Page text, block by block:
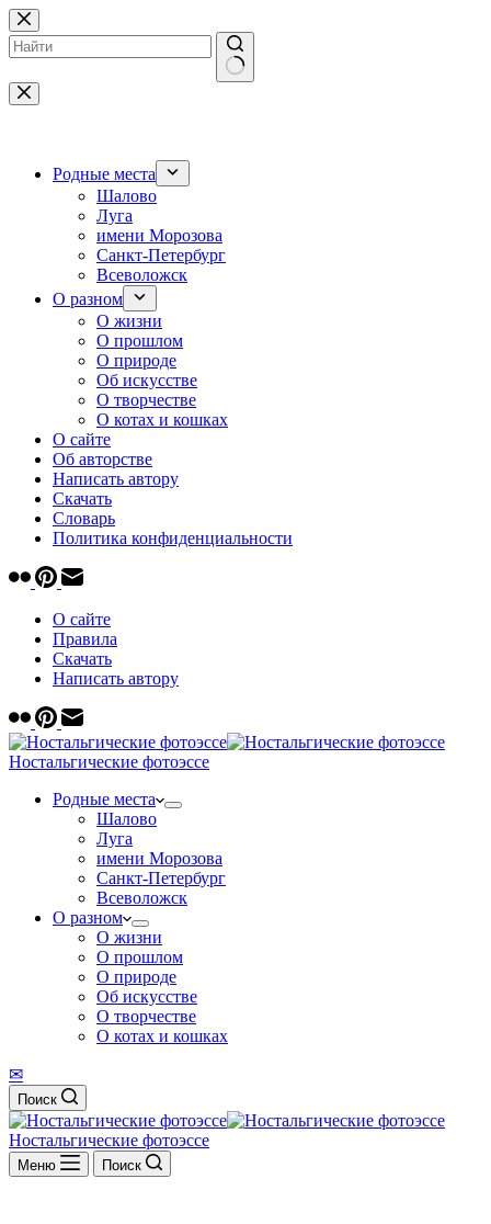
Перейти
к
сути
Ничего
не
Родные места
Шалово
Луга
имени Морозова
Санкт-Петербург
Всеволожск
О разном
О жизни
О прошлом
О природе
Об искусстве
О творчестве
О котах и кошках
О сайте
Об авторстве
Написать автору
Скачать
Cловарь
Политика конфиденциальности
О сайте
Правила
Скачать
Написать автору
Ностальгические фотоэссе
Родные места
Шалово
Луга
имени Морозова
Санкт-Петербург
Всеволожск
О разном
О жизни
О прошлом
О природе
Об искусстве
О творчестве
О котах и кошках
✉
Поиск
Ностальгические фотоэссе
Меню Поиск